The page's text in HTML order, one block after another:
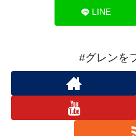
LINE
#グレンを